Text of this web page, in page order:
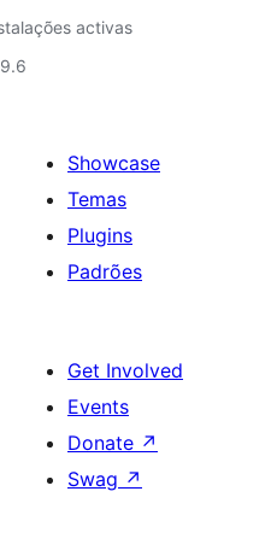
activas
Showcase
Temas
Plugins
Padrões
Get Involved
Events
Donate ↗
Swag ↗